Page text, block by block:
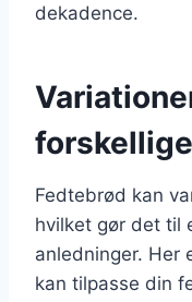
dekadence.
Fedtebrød kan
hvilket gør det til
anledninger. Her
kan tilpasse din